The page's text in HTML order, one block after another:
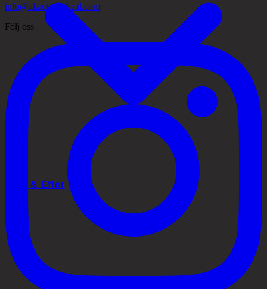
Före & Efter
info@akaciamedical.com
Följ oss